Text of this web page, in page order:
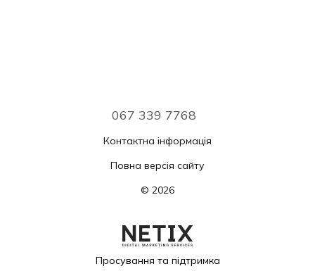
067 339 7768
Контактна інформація
Повна версія сайту
© 2026
Просування та підтримка